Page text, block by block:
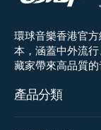
環球音樂香港官
本，涵蓋中外流
藏家帶來高品質的
產品分類